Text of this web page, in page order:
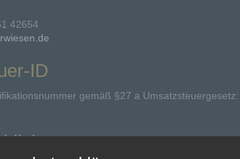
42654
ID
gemäß §27 a Umsatzsteuergesetz: